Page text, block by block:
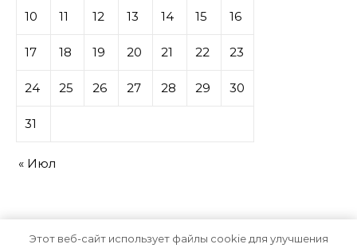
10 11 12 13 14 15 16
17 18 19 20 21 22 23
24 25 26 27 28 29 30
31
« Июл
Этот веб-сайт использует файлы cookie для улучшения